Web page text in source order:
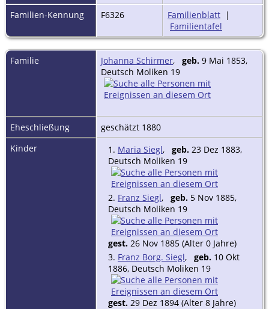
Familien-Kennung
F6326 Familienblatt |
Familientafel
Familie Johanna Schirmer, geb. 9 Mai 1853,
Deutsch Moliken 19
Eheschließung
geschätzt 1880
Kinder
1. Maria Siegl, geb. 23 Dez 1883,
Deutsch Moliken 19
2. Franz Siegl, geb. 5 Nov 1885,
Deutsch Moliken 19
gest. 26 Nov 1885 (Alter 0 Jahre)
3. Franz Borg. Siegl, geb. 10 Okt
1886, Deutsch Moliken 19
gest. 29 Dez 1894 (Alter 8 Jahre)